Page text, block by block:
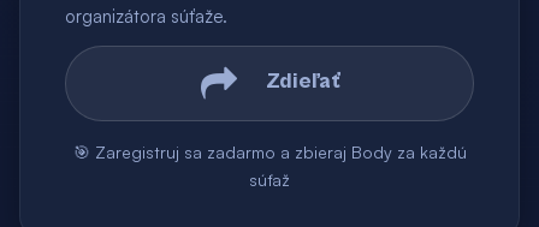
organizátora súťaže.
Zdieľať
🎯 Zaregistruj sa zadarmo a zbieraj Body za každú
súťaž